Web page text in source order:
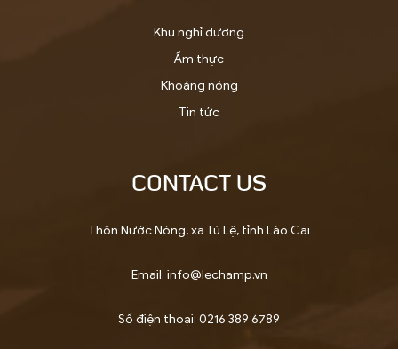
Khu nghỉ dưỡng
Ẩm thực
Khoáng nóng
Tin tức
CONTACT US
Thôn Nước Nóng, xã Tú Lệ, tỉnh Lào Cai
Email: info@lechamp.vn
Số điện thoại: 0216 389 6789